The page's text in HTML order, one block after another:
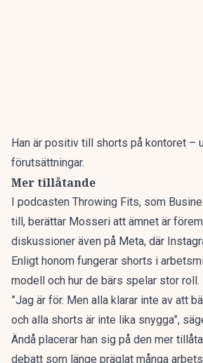
Han är positiv till shorts på kontoret –
förutsättningar.
Mer tillåtande
I podcasten Throwing Fits, som
till, berättar Mosseri att ämnet är
diskussioner även på Meta, där
Enligt honom fungerar shorts i
modell och hur de bärs spelar stor roll.
”Jag är för. Men alla klarar inte av att
och alla shorts är inte lika snygga”,
Ändå placerar han sig på den mer
debatt som länge präglat många